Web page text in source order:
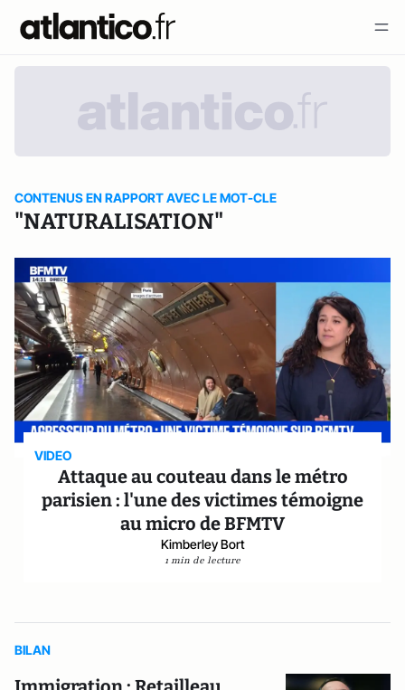
CONTENUS EN RAPPORT AVEC LE MOT-CLE
"NATURALISATION"
VIDEO
Attaque au couteau dans le métro
parisien : l'une des victimes témoigne
au micro de BFMTV
Kimberley Bort
1 min de lecture
BILAN